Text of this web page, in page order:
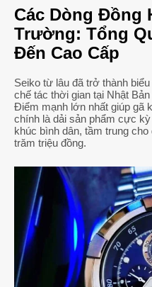
Các Dòng Đồng
Trường: Tổng
Đến Cao Cấp
Seiko từ lâu đã trở thành
chế tác thời gian tại Nhật
Điểm mạnh lớn nhất giúp gã
chính là dải sản phẩm cực
khúc bình dân, tầm trung
trăm triệu đồng.